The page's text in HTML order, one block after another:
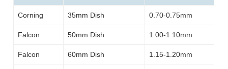
Corning 35mm Dish 0.70-0.75mm
Falcon 50mm Dish 1.00-1.10mm
Falcon 60mm Dish 1.15-1.20mm